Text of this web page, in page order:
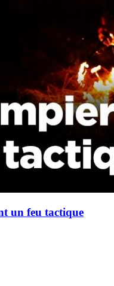
un feu tactique